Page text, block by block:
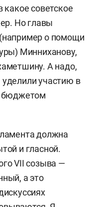
какое советское
Но главы
о помощи
Минниханову,
А надо,
участию в
бюджетом
должна
и гласной.
VII созыва —
а это